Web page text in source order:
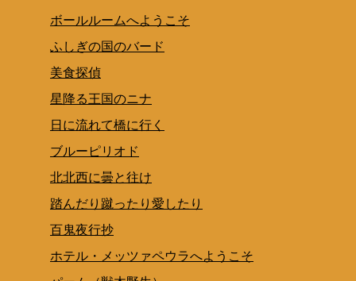
ボールルームへようこそ
ふしぎの国のバード
美食探偵
星降る王国のニナ
日に流れて橋に行く
ブルーピリオド
北北西に曇と往け
踏んだり蹴ったり愛したり
百鬼夜行抄
ホテル・メッツァペウラへようこそ